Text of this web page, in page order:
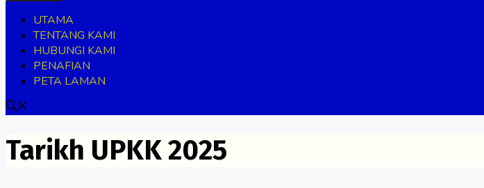
UTAMA
TENTANG KAMI
HUBUNGI KAMI
PENAFIAN
PETA LAMAN
Tarikh UPKK 2025